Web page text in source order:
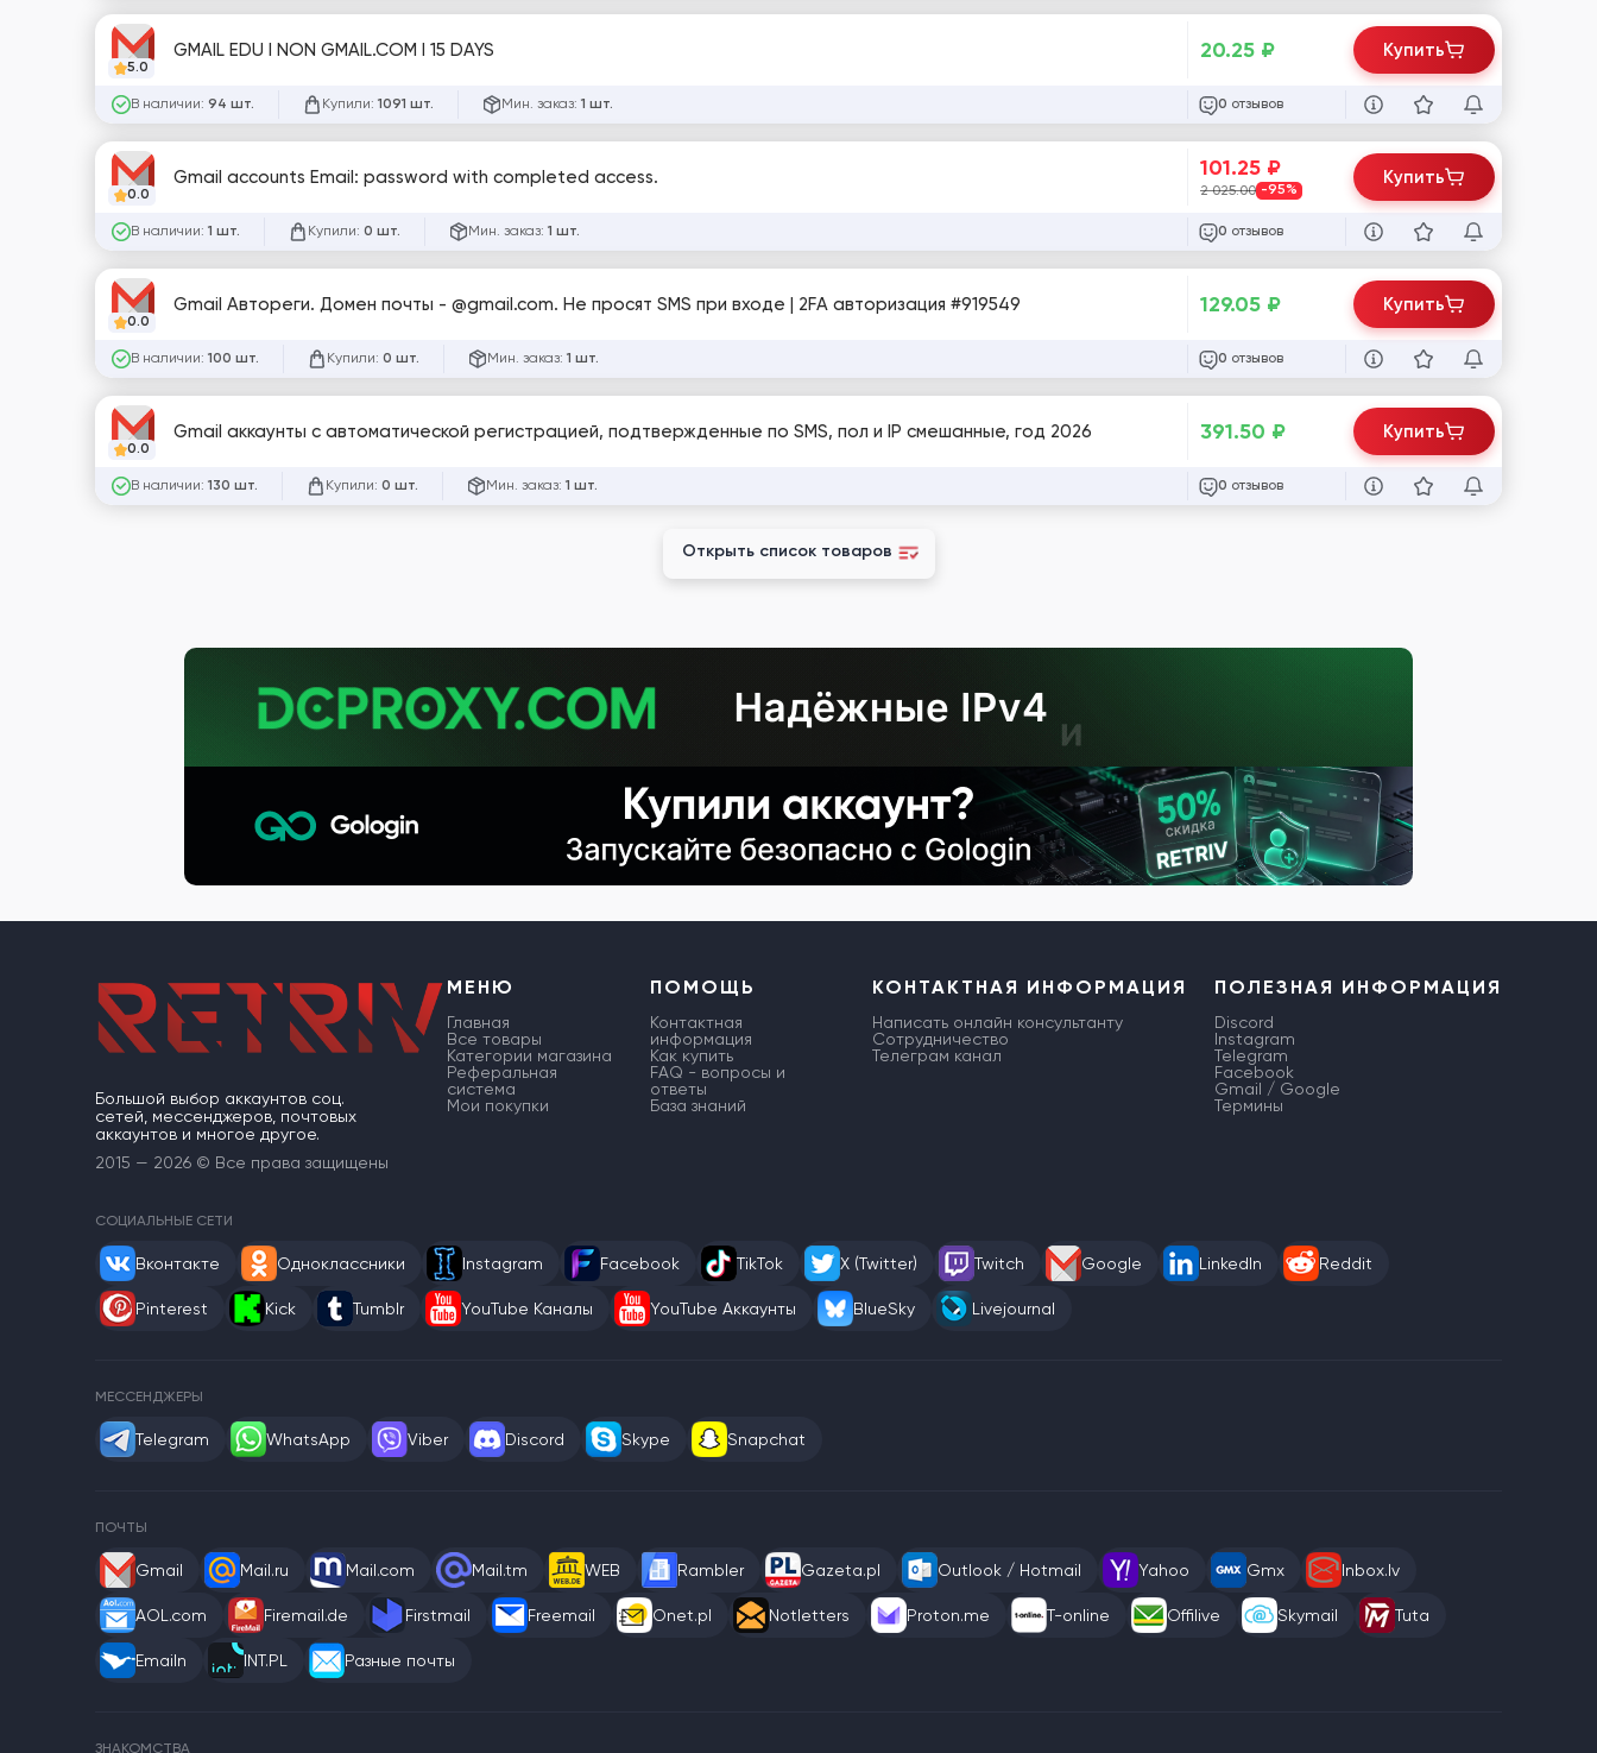
5.0
GMAIL EDU I NON GMAIL.COM I 15 DAYS
В наличии: 94 шт. Купили: 1091 шт. Мин. заказ: 1 шт.
20.25 ₽
0 отзывов
Купить
0.0
Gmail accounts Email: password with completed access.
В наличии: 1 шт. Купили: 0 шт. Мин. заказ: 1 шт.
101.25 ₽
2 025.00 -95%
0 отзывов
Купить
0.0
Gmail Автореги. Домен почты - @gmail.com. Не просят SMS при входе | 2FA авторизация #919549
В наличии: 100 шт. Купили: 0 шт. Мин. заказ: 1 шт.
129.05 ₽
0 отзывов
Купить
0.0
Gmail аккаунты с автоматической регистрацией, подтвержденные по SMS, пол и IP смешанные, год 2026
В наличии: 130 шт. Купили: 0 шт. Мин. заказ: 1 шт.
391.50 ₽
0 отзывов
Купить
Открыть список товаров
Большой выбор аккаунтов соц.
сетей, мессенджеров, почтовых
аккаунтов и многое другое.
2015 — 2026 © Все права защищены
МЕНЮ
Главная
Все товары
Категории магазина
Реферальная
система
Мои покупки
ПОМОЩЬ
Контактная
информация
Как купить
FAQ - вопросы и
ответы
База знаний
КОНТАКТНАЯ ИНФОРМАЦИЯ
Написать онлайн консультанту
Сотрудничество
Телеграм канал
ПОЛЕЗНАЯ ИНФОРМАЦИЯ
Discord
Instagram
Telegram
Facebook
Gmail / Google
Термины
СОЦИАЛЬНЫЕ СЕТИ
Вконтакте Одноклассники Instagram Facebook TikTok X (Twitter) Twitch Google LinkedIn Reddit
Pinterest Kick Tumblr YouTube Каналы YouTube Аккаунты BlueSky Livejournal
МЕССЕНДЖЕРЫ
Telegram WhatsApp Viber Discord Skype Snapchat
ПОЧТЫ
Gmail Mail.ru Mail.com Mail.tm WEB Rambler Gazeta.pl Outlook / Hotmail Yahoo Gmx Inbox.lv
AOL.com Firemail.de Firstmail Freemail Onet.pl Notletters Proton.me T-online Offilive Skymail Tuta
Emailn INT.PL Разные почты
ЗНАКОМСТВА